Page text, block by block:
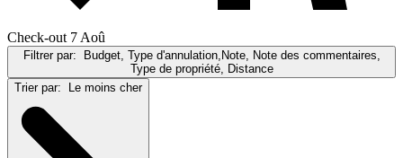
Check-out 7 Aoû
Filtrer par:
Budget, Type d'annulation,Note, Note des commentaires,
Type de propriété, Distance
Trier par:
Le moins cher